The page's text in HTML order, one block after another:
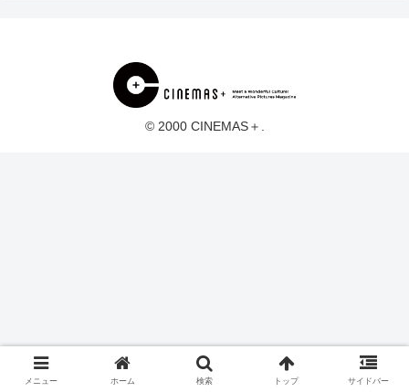
© 2000 CINEMAS＋.
メニュー ホーム 検索 トップ サイドバー